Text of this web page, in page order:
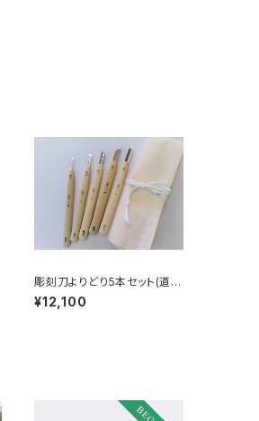
彫刻刀よりどり5本セット(道具
袋付)
¥12,100